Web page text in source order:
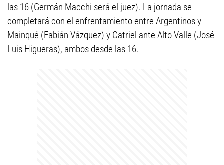
las 16 (Germán Macchi será el juez). La jornada se
completará con el enfrentamiento entre Argentinos y
Mainqué (Fabián Vázquez) y Catriel ante Alto Valle (José
Luis Higueras), ambos desde las 16.